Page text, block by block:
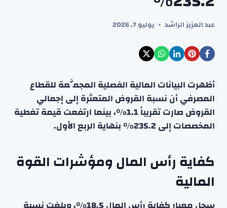
عبد العزيز الراشد يوليو 7, 2026
أظهرت البيانات المالية الفصلية المجمَّعة للقطاع
المصرفي أن نسبة القروض المتعثرة إلى إجمالي
القروض صارت تقريباً 1.1٪، بينما ارتفعت قيمة تغطية
المخصصات إلى 235.2٪ بنهاية الربع الأول.
كفاية رأس المال ومؤشرات القوة
المالية